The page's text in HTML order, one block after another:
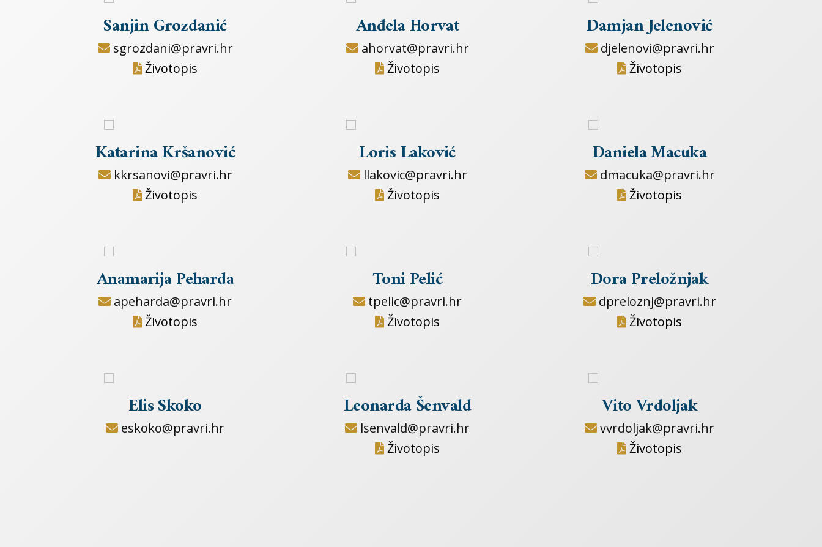
Sanjin Grozdanić
sgrozdani@pravri.hr
Životopis
Anđela Horvat
ahorvat@pravri.hr
Životopis
Damjan Jelenović
djelenovi@pravri.hr
Životopis
Katarina Kršanović
kkrsanovi@pravri.hr
Životopis
Loris Laković
llakovic@pravri.hr
Životopis
Daniela Macuka
dmacuka@pravri.hr
Životopis
Anamarija Peharda
apeharda@pravri.hr
Životopis
Toni Pelić
tpelic@pravri.hr
Životopis
Dora Preložnjak
dpreloznj@pravri.hr
Životopis
Elis Skoko
eskoko@pravri.hr
Leonarda Šenvald
lsenvald@pravri.hr
Životopis
Vito Vrdoljak
vvrdoljak@pravri.hr
Životopis